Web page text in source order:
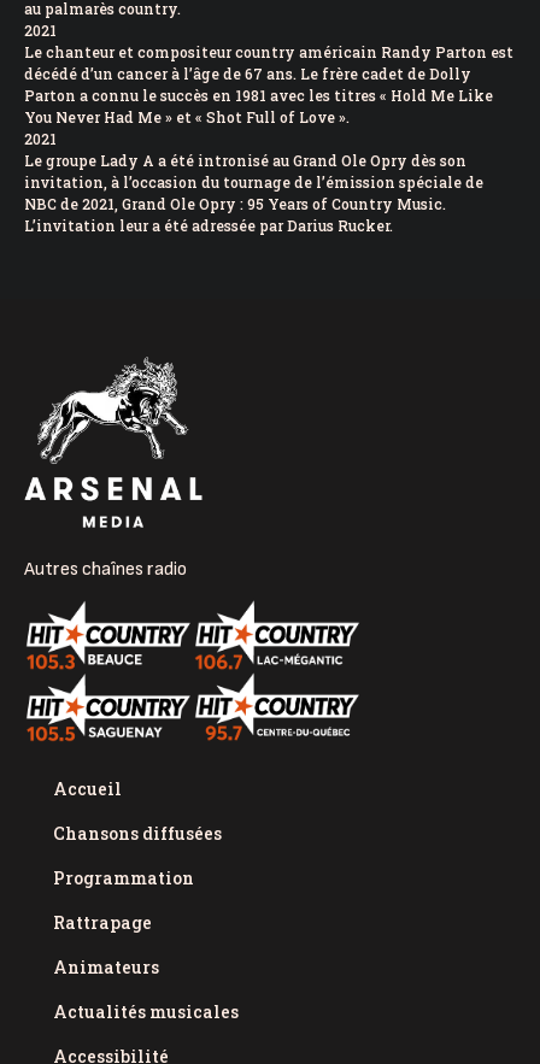
au palmarès country.
2021
Le chanteur et compositeur country américain Randy Parton est
décédé d’un cancer à l’âge de 67 ans. Le frère cadet de Dolly
Parton a connu le succès en 1981 avec les titres « Hold Me Like
You Never Had Me » et « Shot Full of Love ».
2021
Le groupe Lady A a été intronisé au Grand Ole Opry dès son
invitation, à l’occasion du tournage de l’émission spéciale de
NBC de 2021, Grand Ole Opry : 95 Years of Country Music.
L’invitation leur a été adressée par Darius Rucker.
Autres chaînes radio
Accueil
Chansons diffusées
Programmation
Rattrapage
Animateurs
Actualités musicales
Accessibilité